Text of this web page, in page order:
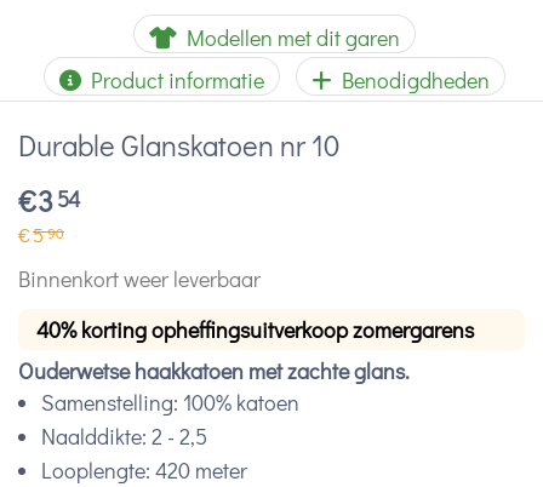
Modellen met dit garen
Product informatie
Benodigdheden
Durable Glanskatoen nr 10
€354
€590
Binnenkort weer leverbaar
40% korting opheffingsuitverkoop zomergarens
Ouderwetse haakkatoen met zachte glans.
Samenstelling: 100% katoen
Naalddikte: 2 - 2,5
Looplengte: 420 meter